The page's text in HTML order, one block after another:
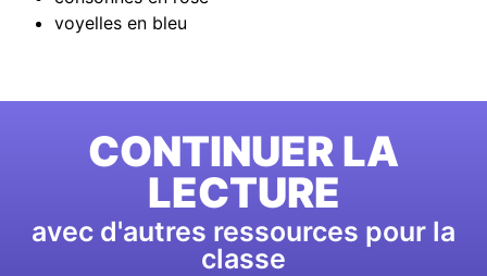
voyelles en bleu
CONTINUER LA
LECTURE
avec d'autres ressources pour la
classe